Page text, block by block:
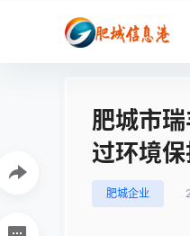
肥城市
过环境
肥城企业